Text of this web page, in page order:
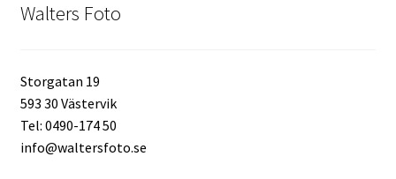
Walters Foto
Storgatan 19
593 30 Västervik
Tel: 0490-174 50
info@waltersfoto.se